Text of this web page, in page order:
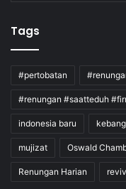
Tags
#pertobatan
#renungan #saatteduh
indonesia baru
mujizat Oswald
Renungan Harian